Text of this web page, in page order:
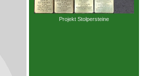
Projekt Stolpersteine